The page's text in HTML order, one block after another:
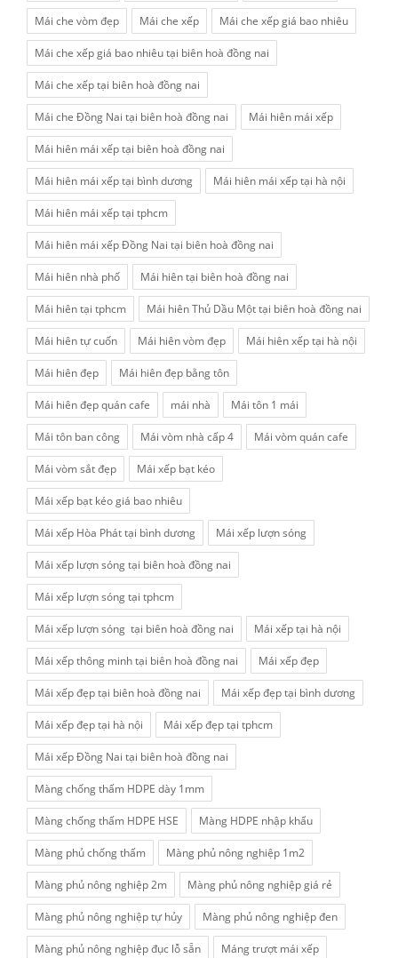
Mái che vòm đẹp Mái che xếp Mái che xếp giá bao nhiêu
Mái che xếp giá bao nhiêu tại biên hoà đồng nai
Mái che xếp tại biên hoà đồng nai
Mái che Đồng Nai tại biên hoà đồng nai Mái hiên mái xếp
Mái hiên mái xếp tại biên hoà đồng nai
Mái hiên mái xếp tại bình dương Mái hiên mái xếp tại hà nội
Mái hiên mái xếp tại tphcm
Mái hiên mái xếp Đồng Nai tại biên hoà đồng nai
Mái hiên nhà phố Mái hiên tại biên hoà đồng nai
Mái hiên tại tphcm Mái hiên Thủ Dầu Một tại biên hoà đồng nai
Mái hiên tự cuốn Mái hiên vòm đẹp Mái hiên xếp tại hà nội
Mái hiên đẹp Mái hiên đẹp bằng tôn
Mái hiên đẹp quán cafe mái nhà Mái tôn 1 mái
Mái tôn ban công Mái vòm nhà cấp 4 Mái vòm quán cafe
Mái vòm sắt đẹp Mái xếp bạt kéo
Mái xếp bạt kéo giá bao nhiêu
Mái xếp Hòa Phát tại bình dương Mái xếp lượn sóng
Mái xếp lượn sóng tại biên hoà đồng nai
Mái xếp lượn sóng tại tphcm
Mái xếp lượn sóng tại biên hoà đồng nai Mái xếp tại hà nội
Mái xếp thông minh tại biên hoà đồng nai Mái xếp đẹp
Mái xếp đẹp tại biên hoà đồng nai Mái xếp đẹp tại bình dương
Mái xếp đẹp tại hà nội Mái xếp đẹp tại tphcm
Mái xếp Đồng Nai tại biên hoà đồng nai
Màng chống thấm HDPE dày 1mm
Màng chống thấm HDPE HSE Màng HDPE nhập khẩu
Màng phủ chống thấm Màng phủ nông nghiệp 1m2
Màng phủ nông nghiệp 2m Màng phủ nông nghiệp giá rẻ
Màng phủ nông nghiệp tự hủy Màng phủ nông nghiệp đen
Màng phủ nông nghiệp đục lỗ sẵn Máng trượt mái xếp